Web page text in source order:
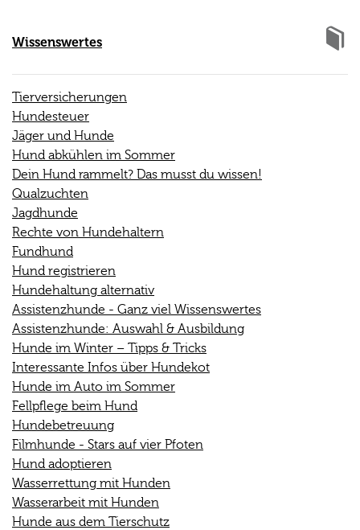
Wissenswertes
Tierversicherungen
Hundesteuer
Jäger und Hunde
Hund abkühlen im Sommer
Dein Hund rammelt? Das musst du wissen!
Qualzuchten
Jagdhunde
Rechte von Hundehaltern
Fundhund
Hund registrieren
Hundehaltung alternativ
Assistenzhunde - Ganz viel Wissenswertes
Assistenzhunde: Auswahl & Ausbildung
Hunde im Winter – Tipps & Tricks
Interessante Infos über Hundekot
Hunde im Auto im Sommer
Fellpflege beim Hund
Hundebetreuung
Filmhunde - Stars auf vier Pfoten
Hund adoptieren
Wasserrettung mit Hunden
Wasserarbeit mit Hunden
Hunde aus dem Tierschutz